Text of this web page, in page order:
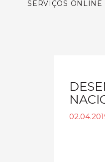
SERVIÇOS ONLINE